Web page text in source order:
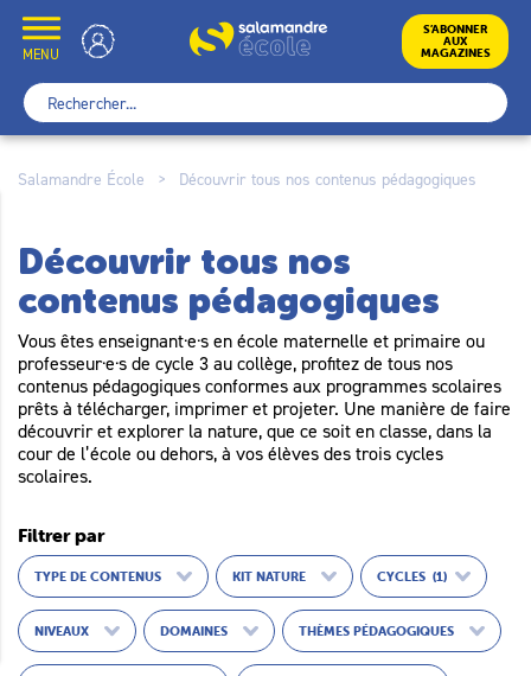
content
MENU
École S’ABONNER
AUX
MAGAZINES
Rechercher :
Salamandre École > Découvrir tous nos contenus pédagogiques
Découvrir tous nos
contenus pédagogiques
Vous êtes enseignant·e·s en école maternelle et primaire ou
professeur·e·s de cycle 3 au collège, profitez de tous nos
contenus pédagogiques conformes aux programmes scolaires
prêts à télécharger, imprimer et projeter. Une manière de faire
découvrir et explorer la nature, que ce soit en classe, dans la
cour de l’école ou dehors, à vos élèves des trois cycles
scolaires.
Filtrer par
TYPE DE CONTENUS KIT NATURE CYCLES (1)
NIVEAUX DOMAINES THÈMES PÉDAGOGIQUES